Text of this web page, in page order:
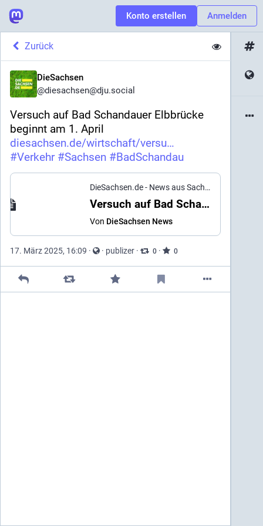
Konto erstellen Anmelden
Zurück
DieSachsen
@diesachsen@dju.social
Versuch auf Bad Schandauer Elbbrücke
beginnt am 1. April
diesachsen.de/wirtschaft/versu
#Verkehr #Sachsen #BadSchandau
DieSachsen.de - News aus Sachsen
Versuch auf Bad Schandauer Elbbrücke beginnt am 1. April
Von DieSachsen News
17. März 2025, 16:09 · · publizer · 0 · 0